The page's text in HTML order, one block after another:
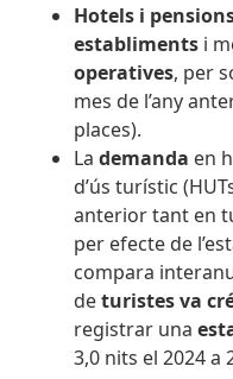
Hotels i
establiments i
operatives, per
mes de l’any
places).
Lademanda en
d’ús turístic
anteriortant en
per efecte de
compara
deturistes va
registrar una
3,0 nits el 2024 a